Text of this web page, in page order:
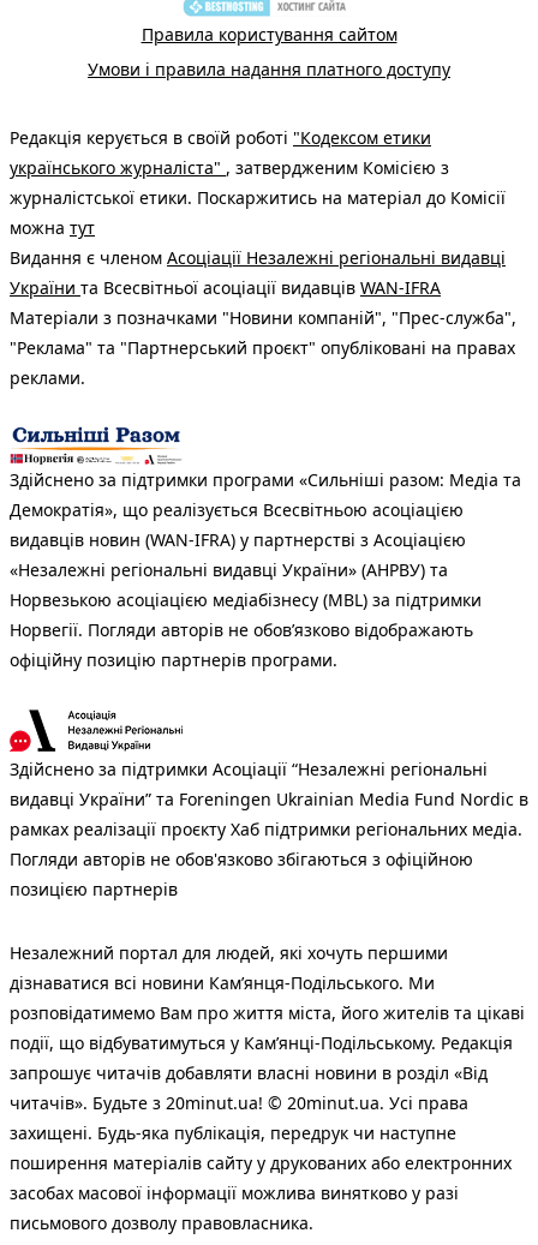
Правила користування сайтом
Умови і правила надання платного доступу
Редакція керується в своїй роботі "Кодексом етики
українського журналіста" , затвердженим Комісією з
журналістської етики. Поскаржитись на матеріал до Комісії
можна тут
Видання є членом Асоціації Незалежні регіональні видавці
України та Всесвітньої асоціації видавців WAN-IFRA
Матеріали з позначками "Новини компаній", "Прес-служба",
"Реклама" та "Партнерський проєкт" опубліковані на правах
реклами.
Здійснено за підтримки програми «Сильніші разом: Медіа та
Демократія», що реалізується Всесвітньою асоціацією
видавців новин (WAN-IFRA) у партнерстві з Асоціацією
«Незалежні регіональні видавці України» (АНРВУ) та
Норвезькою асоціацією медіабізнесу (MBL) за підтримки
Норвегії. Погляди авторів не обов’язково відображають
офіційну позицію партнерів програми.
Здійснено за підтримки Асоціації “Незалежні регіональні
видавці України” та Foreningen Ukrainian Media Fund Nordic в
рамках реалізації проєкту Хаб підтримки регіональних медіа.
Погляди авторів не обов'язково збігаються з офіційною
позицією партнерів
Незалежний портал для людей, які хочуть першими
дізнаватися всі новини Кам’янця-Подільського. Ми
розповідатимемо Вам про життя міста, його жителів та цікаві
події, що відбуватимуться у Кам’янці-Подільському. Редакція
запрошує читачів добавляти власні новини в розділ «Від
читачів». Будьте з 20minut.ua! © 20minut.ua. Усі права
захищені. Будь-яка публiкацiя, передрук чи наступне
поширення матеріалів сайту у друкованих або електронних
засобах масової інформації можлива винятково у разі
письмового дозволу правовласника.